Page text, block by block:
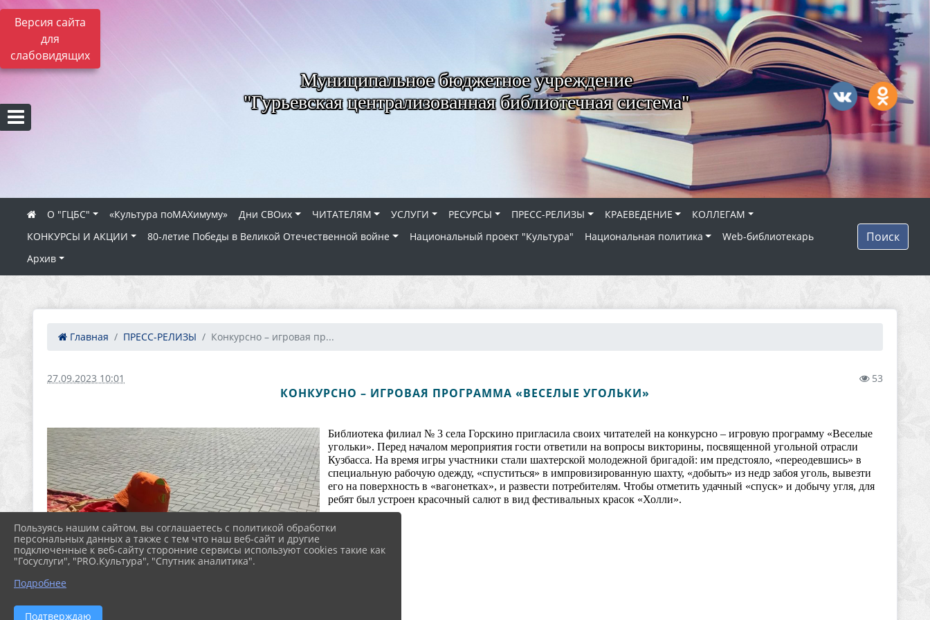
Версия сайта
для
слабовидящих
Муниципальное бюджетное учреждение
"Гурьевская централизованная библиотечная система"
О "ГЦБС" «Культура поMAXимуму» Дни СВОих ЧИТАТЕЛЯМ УСЛУГИ РЕСУРСЫ ПРЕСС-РЕЛИЗЫ КРАЕВЕДЕНИЕ
КОЛЛЕГАМ
КОНКУРСЫ И АКЦИИ
80‑летие Победы в Великой Отечественной войне Национальный проект "Культура" Национальная политика
Web-библиотекарь
Архив
Поиск
Главная ПРЕСС-РЕЛИЗЫ Конкурсно – игровая пр...
27.09.2023 10:01 53
КОНКУРСНО – ИГРОВАЯ ПРОГРАММА «ВЕСЕЛЫЕ УГОЛЬКИ»
Библиотека филиал № 3 села Горскино пригласила своих читателей на конкурсно – игровую программу «Веселые
угольки». Перед началом мероприятия гости ответили на вопросы викторины, посвященной угольной отрасли
Кузбасса. На время игры участники стали шахтерской молодежной бригадой: им предстояло, «переодевшись» в
специальную рабочую одежду, «спуститься» в импровизированную шахту, «добыть» из недр забоя уголь, вывезти
его на поверхность в «вагонетках», и развести потребителям. Чтобы отметить удачный «спуск» и добычу угля, для
ребят был устроен красочный салют в вид фестивальных красок «Холли».
Пользуясь нашим сайтом, вы соглашаетесь с политикой обработки
персональных данных а также с тем что наш веб-сайт и другие
подключенные к веб-сайту сторонние сервисы используют cookies такие как
"Госуслуги", "PRO.Культура", "Спутник аналитика".
Подробнее
Подтверждаю